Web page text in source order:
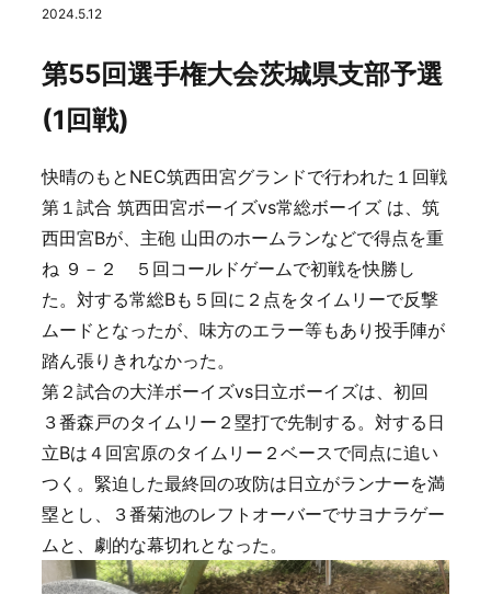
2024.5.12
第55回選手権大会茨城県支部予選
(1回戦)
快晴のもとNEC筑西田宮グランドで行われた１回戦
第１試合 筑西田宮ボーイズvs常総ボーイズ は、筑
西田宮Bが、主砲 山田のホームランなどで得点を重
ね ９－２ ５回コールドゲームで初戦を快勝し
た。対する常総Bも５回に２点をタイムリーで反撃
ムードとなったが、味方のエラー等もあり投手陣が
踏ん張りきれなかった。
第２試合の大洋ボーイズvs日立ボーイズは、初回
３番森戸のタイムリー２塁打で先制する。対する日
立Bは４回宮原のタイムリー２ベースで同点に追い
つく。緊迫した最終回の攻防は日立がランナーを満
塁とし、３番菊池のレフトオーバーでサヨナラゲー
ムと、劇的な幕切れとなった。